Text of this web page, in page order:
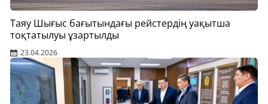
Таяу Шығыс бағытындағы рейстердің уақытша
тоқтатылуы ұзартылды
23.04.2026